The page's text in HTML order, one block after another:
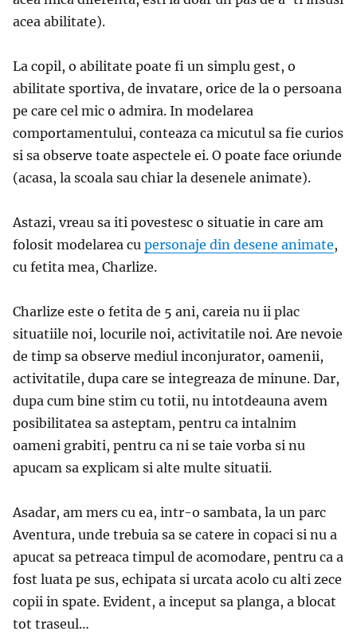
acea abilitate).
La copil, o abilitate poate fi un simplu gest, o
abilitate sportiva, de invatare, orice de la o persoana
pe care cel mic o admira. In modelarea
comportamentului, conteaza ca micutul sa fie curios
si sa observe toate aspectele ei. O poate face oriunde
(acasa, la scoala sau chiar la desenele animate).
Astazi, vreau sa iti povestesc o situatie in care am
folosit modelarea cu personaje din desene animate,
cu fetita mea, Charlize.
Charlize este o fetita de 5 ani, careia nu ii plac
situatiile noi, locurile noi, activitatile noi. Are nevoie
de timp sa observe mediul inconjurator, oamenii,
activitatile, dupa care se integreaza de minune. Dar,
dupa cum bine stim cu totii, nu intotdeauna avem
posibilitatea sa asteptam, pentru ca intalnim
oameni grabiti, pentru ca ni se taie vorba si nu
apucam sa explicam si alte multe situatii.
Asadar, am mers cu ea, intr-o sambata, la un parc
Aventura, unde trebuia sa se catere in copaci si nu a
apucat sa petreaca timpul de acomodare, pentru ca a
fost luata pe sus, echipata si urcata acolo cu alti zece
copii in spate. Evident, a inceput sa planga, a blocat
tot traseul…